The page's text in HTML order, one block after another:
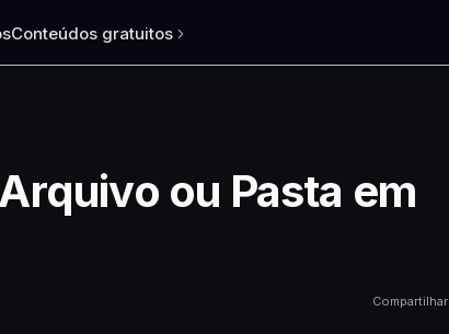
Conteúdos gratuitos
ou Pasta em
Compartilhar